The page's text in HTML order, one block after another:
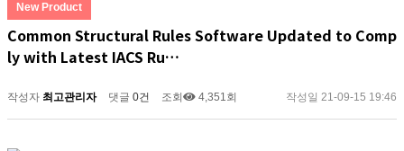
New Product
Common Structural Rules Software Updated to Comp
ly with Latest IACS Ru…
작성자 최고관리자 댓글 0건 조회 4,351회 작성일 21-09-15 19:46